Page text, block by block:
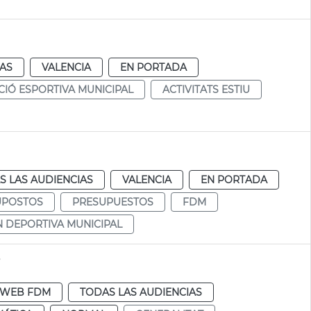
VALENCIA
EN PORTADA
ESPORTIVA MUNICIPAL
ACTIVITATS ESTIU
LAS AUDIENCIAS VALENCIA
EN PORTADA
PRESUPUESTOS
FDM
DEPORTIVA MUNICIPAL
FDM
TODAS LAS AUDIENCIAS